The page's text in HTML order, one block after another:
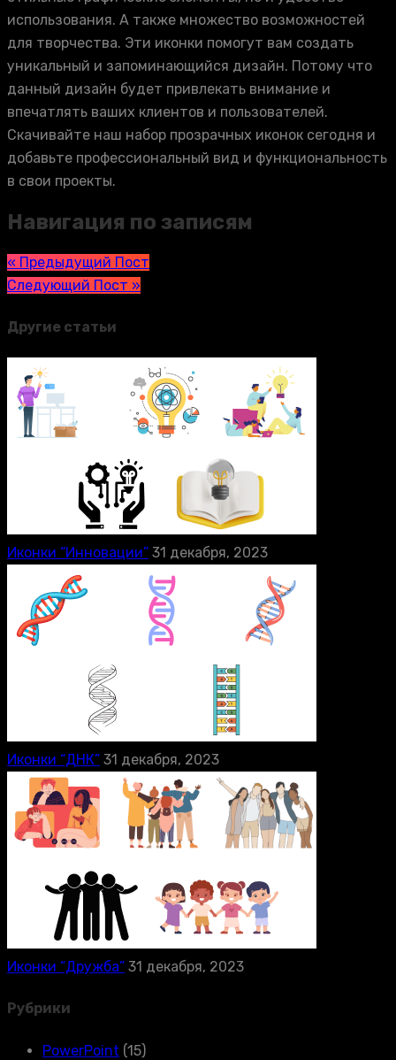
использования. А также множество возможностей
для творчества. Эти иконки помогут вам создать
уникальный и запоминающийся дизайн. Потому что
данный дизайн будет привлекать внимание и
впечатлять ваших клиентов и пользователей.
Скачивайте наш набор прозрачных иконок сегодня и
добавьте профессиональный вид и функциональность
в свои проекты.
Навигация по записям
« Предыдущий Пост
Следующий Пост »
Другие статьи
Иконки “Инновации” 31 декабря, 2023
Иконки “ДНК” 31 декабря, 2023
Иконки “Дружба” 31 декабря, 2023
Рубрики
PowerPoint (15)